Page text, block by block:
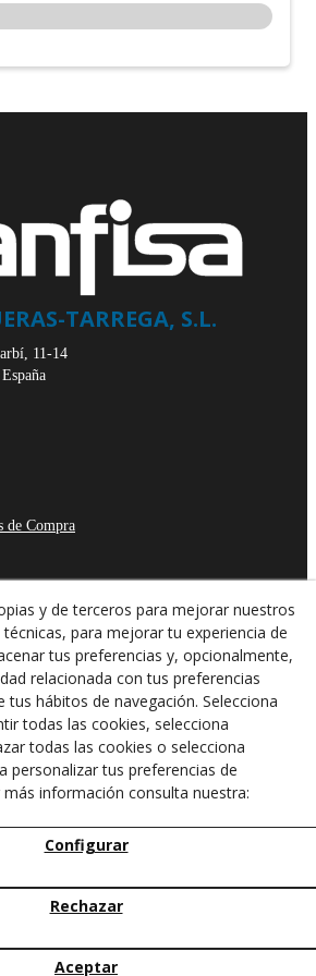
TARREGA, S.L.
11-14
España
de Compra
derechos reservados.
y de terceros para mejorar nuestros
para mejorar tu experiencia de
tus preferencias y, opcionalmente,
relacionada con tus preferencias
tus hábitos de navegación. Selecciona
todas las cookies, selecciona
todas las cookies o selecciona
personalizar tus preferencias de
información consulta nuestra:
Configurar
Rechazar
Aceptar